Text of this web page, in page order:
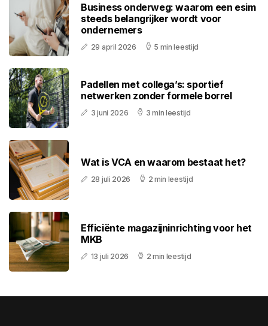
Business onderweg: waarom een esim
steeds belangrijker wordt voor
ondernemers
29 april 2026 5 min leestijd
Padellen met collega’s: sportief
netwerken zonder formele borrel
3 juni 2026 3 min leestijd
Wat is VCA en waarom bestaat het?
28 juli 2026 2 min leestijd
Efficiënte magazijninrichting voor het
MKB
13 juli 2026 2 min leestijd